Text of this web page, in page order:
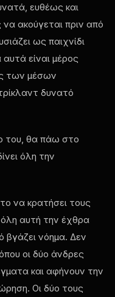
ευθέως και
ακούγεται πριν από
ως παιχνίδι
είναι μέρος
των μέσων
δυνατό
του, θα πάω στο
όλη την
να κρατήσει τους
αυτή την έχθρα
νόημα. Δεν
οι δύο άνδρες
και αφήνουν την
Οι δύο τους